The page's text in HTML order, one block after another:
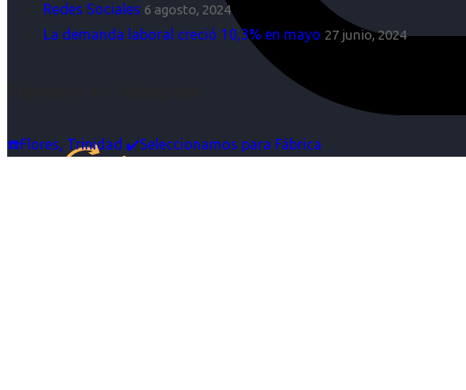
Redes Sociales 6 agosto, 2024
La demanda laboral creció 10,3% en mayo 27 junio, 2024
☎️Flores, Trinidad ✔️Seleccionamos para Fábrica